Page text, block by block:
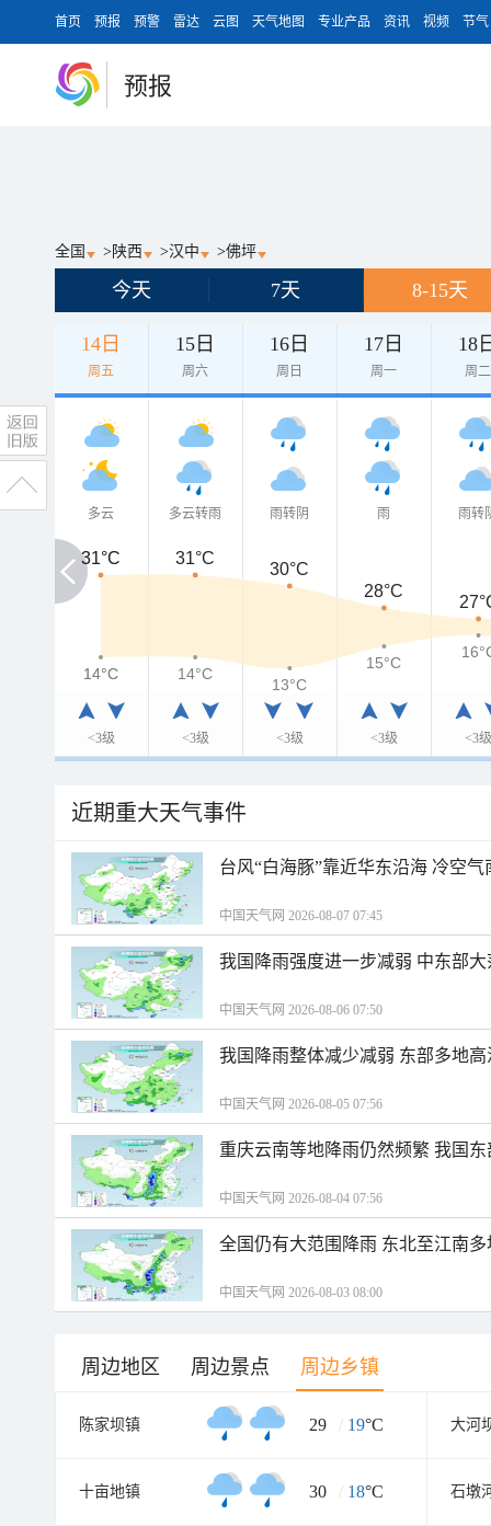
首页 预报 预警 雷达 云图 天气地图 专业产品 资讯 视频 节气
预报
全国 > 陕西 >汉中 >佛坪
今天 7天 8-15天
14日
周五
15日
周六
16日
周日
17日
周一
18
周二
多云
<3级
多云转雨
<3级
雨转阴
<3级
雨
<3级
雨转
<3级
31°C
31°C 31°C
30°C
28°C
14°C
14°C 14°C
13°C
15°C
近期重大天气事件
台风“白海豚”靠近华东沿海 冷空
中国天气网 2026-08-07 07:45
我国降雨强度进一步减弱 中东部
中国天气网 2026-08-06 07:50
我国降雨整体减少减弱 东部多地
中国天气网 2026-08-05 07:56
重庆云南等地降雨仍然频繁 我国
中国天气网 2026-08-04 07:56
全国仍有大范围降雨 东北至江南
中国天气网 2026-08-03 08:00
周边地区 周边景点 周边乡镇
陈家坝镇 29 / 19°C 大河
十亩地镇 30 / 18°C 石墩